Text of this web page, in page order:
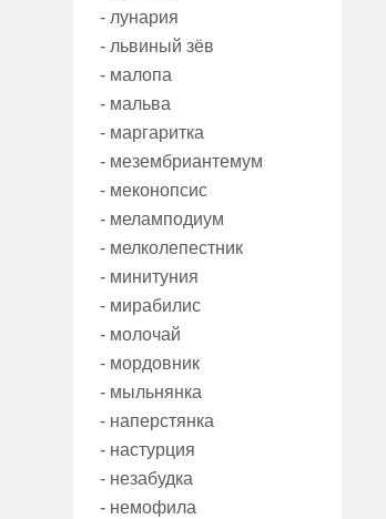
- лунария
- львиный зёв
- малопа
- мальва
- маргаритка
- мезембриантемум
- меконопсис
- меламподиум
- мелколепестник
- минитуния
- мирабилис
- молочай
- мордовник
- мыльнянка
- наперстянка
- настурция
- незабудка
- немофила